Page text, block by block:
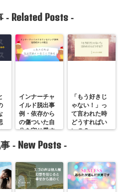
- Related Posts-
インナーチャ
イルド脱出事
例・依存から
の傷ついた自
分を守り愛す
る方法・R３
「もう好きじ
ゃない！」っ
て言われた時
どうすればい
いの？
- New Posts -